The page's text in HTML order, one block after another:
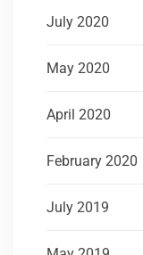
July 2020
May 2020
April 2020
February 2020
July 2019